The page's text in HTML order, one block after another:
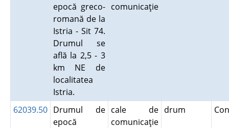
epocă greco-
romană de la
Istria - Sit 74.
Drumul se
află la 2,5 - 3
km NE de
localitatea
Istria.
comunicaţie
62039.50 Drumul de
epocă
cale de
comunicaţie
drum